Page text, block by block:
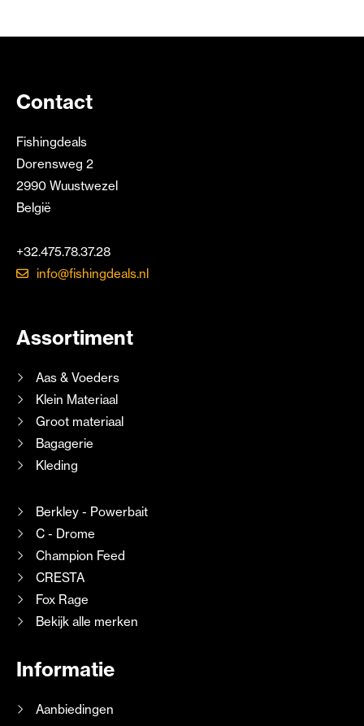
Contact
Fishingdeals
Dorensweg 2
2990 Wuustwezel
België
+32.475.78.37.28
info@fishingdeals.nl
Assortiment
Aas & Voeders
Klein Materiaal
Groot materiaal
Bagagerie
Kleding
Berkley - Powerbait
C - Drome
Champion Feed
CRESTA
Fox Rage
Bekijk alle merken
Informatie
Aanbiedingen